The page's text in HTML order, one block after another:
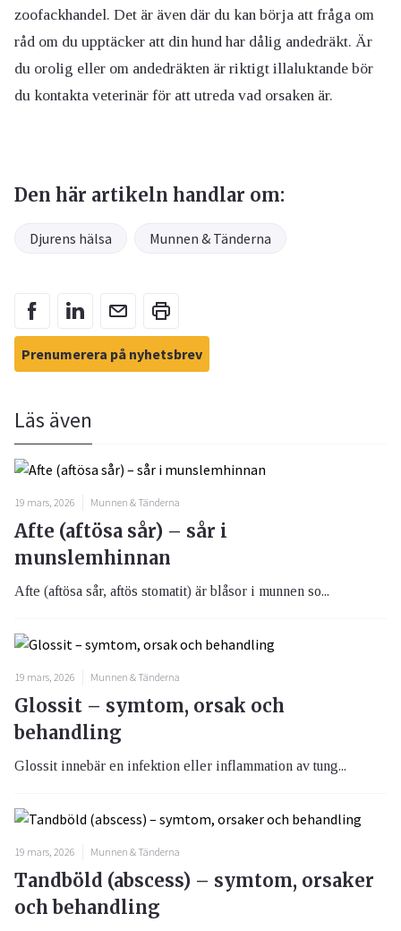
zoofackhandel. Det är även där du kan börja att fråga om
råd om du upptäcker att din hund har dålig andedräkt. Är
du orolig eller om andedräkten är riktigt illaluktande bör
du kontakta veterinär för att utreda vad orsaken är.
Den här artikeln handlar om:
Djurens hälsa Munnen & Tänderna
Prenumerera på nyhetsbrev
Läs även
19 mars, 2026 Munnen & Tänderna
Afte (aftösa sår) – sår i
munslemhinnan
Afte (aftösa sår, aftös stomatit) är blåsor i munnen so...
19 mars, 2026 Munnen & Tänderna
Glossit – symtom, orsak och
behandling
Glossit innebär en infektion eller inflammation av tung...
19 mars, 2026 Munnen & Tänderna
Tandböld (abscess) – symtom, orsaker
och behandling